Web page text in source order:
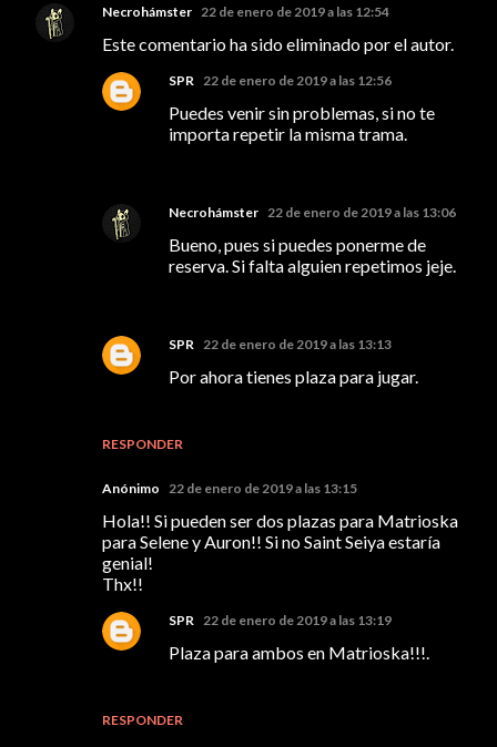
Necrohámster 22 de enero de 2019 a las 12:54
Este comentario ha sido eliminado por el autor.
RESPONDER
SPR 22 de enero de 2019 a las 12:56
Puedes venir sin problemas, si no te
importa repetir la misma trama.
Necrohámster 22 de enero de 2019 a las 13:06
Bueno, pues si puedes ponerme de
reserva. Si falta alguien repetimos jeje.
SPR 22 de enero de 2019 a las 13:13
Por ahora tienes plaza para jugar.
Anónimo 22 de enero de 2019 a las 13:15
Hola!! Si pueden ser dos plazas para Matrioska
para Selene y Auron!! Si no Saint Seiya estaría
genial!
Thx!!
RESPONDER
SPR 22 de enero de 2019 a las 13:19
Plaza para ambos en Matrioska!!!.